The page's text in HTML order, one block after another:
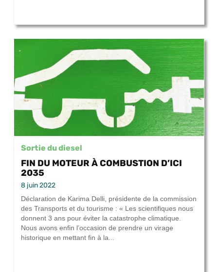
Sortie du diesel
FIN DU MOTEUR À COMBUSTION D’ICI
2035
8 juin 2022
Déclaration de Karima Delli, présidente de la commission
des Transports et du tourisme : « Les scientifiques nous
donnent 3 ans pour éviter la catastrophe climatique.
Nous avons enfin l’occasion de prendre un virage
historique en mettant fin à la...